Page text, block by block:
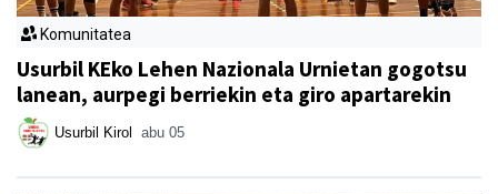
Komunitatea
Usurbil KEko Lehen Nazionala Urnietan gogotsu
lanean, aurpegi berriekin eta giro apartarekin
Usurbil Kirol abu 05